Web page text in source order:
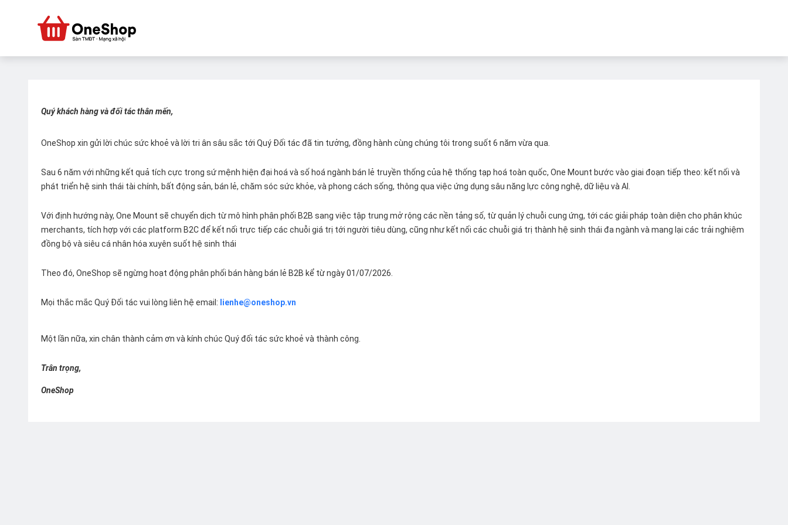
Quý khách hàng và đối tác thân mến,
OneShop xin gửi lời chúc sức khoẻ và lời tri ân sâu sắc tới Quý Đối tác đã tin tưởng, đồng hành cùng chúng tôi trong suốt 6 năm vừa qua.
Sau 6 năm với những kết quả tích cực trong sứ mệnh hiện đại hoá và số hoá ngành bán lẻ truyền thống của hệ thống tạp hoá toàn quốc, One Mount bước vào giai đoạn tiếp theo: kết nối và
phát triển hệ sinh thái tài chính, bất động sản, bán lẻ, chăm sóc sức khỏe, và phong cách sống, thông qua việc ứng dụng sâu năng lực công nghệ, dữ liệu và AI.
Với định hướng này, One Mount sẽ chuyển dịch từ mô hình phân phối B2B sang việc tập trung mở rộng các nền tảng số, từ quản lý chuỗi cung ứng, tới các giải pháp toàn diện cho phân khúc
merchants, tích hợp với các platform B2C để kết nối trực tiếp các chuỗi giá trị tới người tiêu dùng, cũng như kết nối các chuỗi giá trị thành hệ sinh thái đa ngành và mang lại các trải nghiệm
đồng bộ và siêu cá nhân hóa xuyên suốt hệ sinh thái
Theo đó, OneShop sẽ ngừng hoạt động phân phối bán hàng bán lẻ B2B kể từ ngày 01/07/2026.
Mọi thắc mắc Quý Đối tác vui lòng liên hệ email: lienhe@oneshop.vn
Một lần nữa, xin chân thành cảm ơn và kính chúc Quý đối tác sức khoẻ và thành công.
Trân trọng,
OneShop